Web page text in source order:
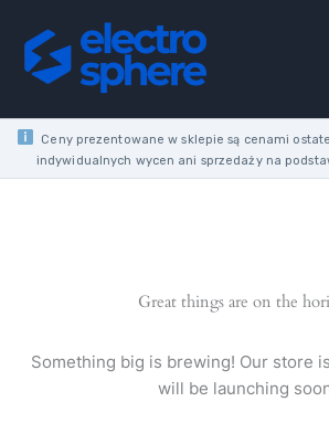
content
Ceny prezentowane w sklepie są cenami
indywidualnych wycen ani sprzedaży na
Great things are on the
Something big is brewing! Our store
will be launching
85X85X39
IP55
GRAY
quantity